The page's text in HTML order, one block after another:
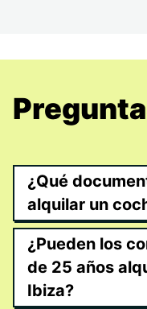
¿Qué
alquilar un
¿Pueden los
de 25 años
Ibiza?